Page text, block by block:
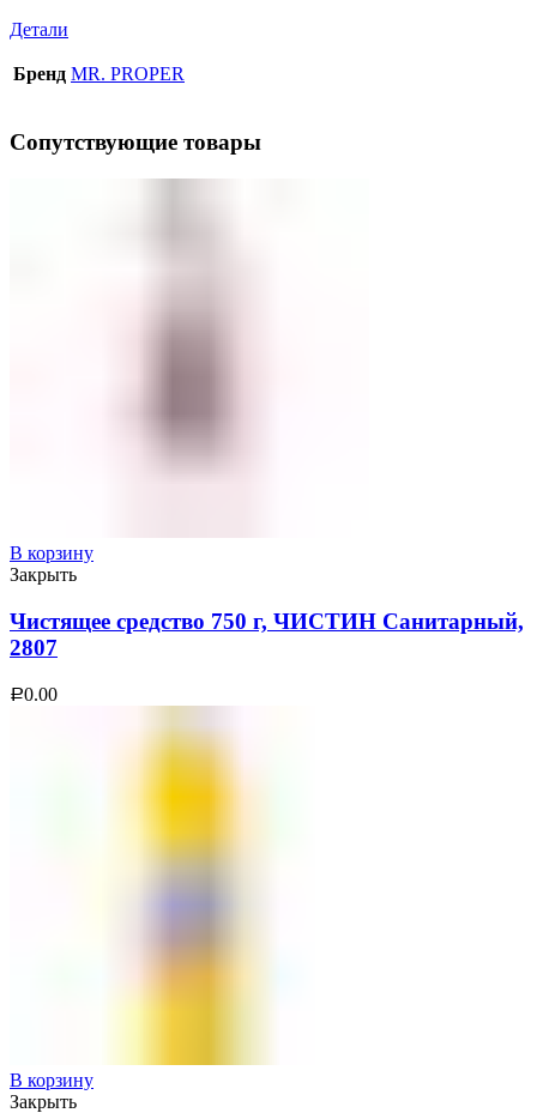
Детали
Бренд MR. PROPER
Сопутствующие товары
В корзину
Закрыть
Чистящее средство 750 г, ЧИСТИН Санитарный,
2807
Р0.00
В корзину
Закрыть